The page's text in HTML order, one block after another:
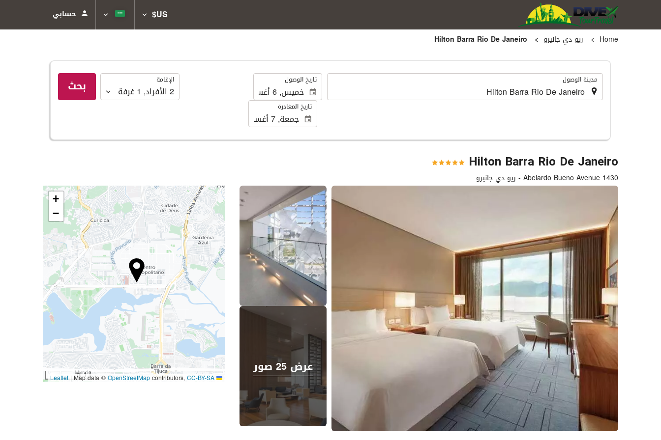
US$
حسابي
Home
ريو دي جانيرو
. مدينة الوصول . تاريخ الوصول
تاريخ المغادرة
الإقامة
الإقامة
2 الأفراد,
1غرفة بحث
Hilton Barra Rio De Janeiro
1430 Abelardo Bueno Avenue - ريو دي جانيرو
عرض 25 صور
عرض 25 صور
+
−
1 mi
|Map data ©OpenStreetMapcontributors,CC-BY-SA